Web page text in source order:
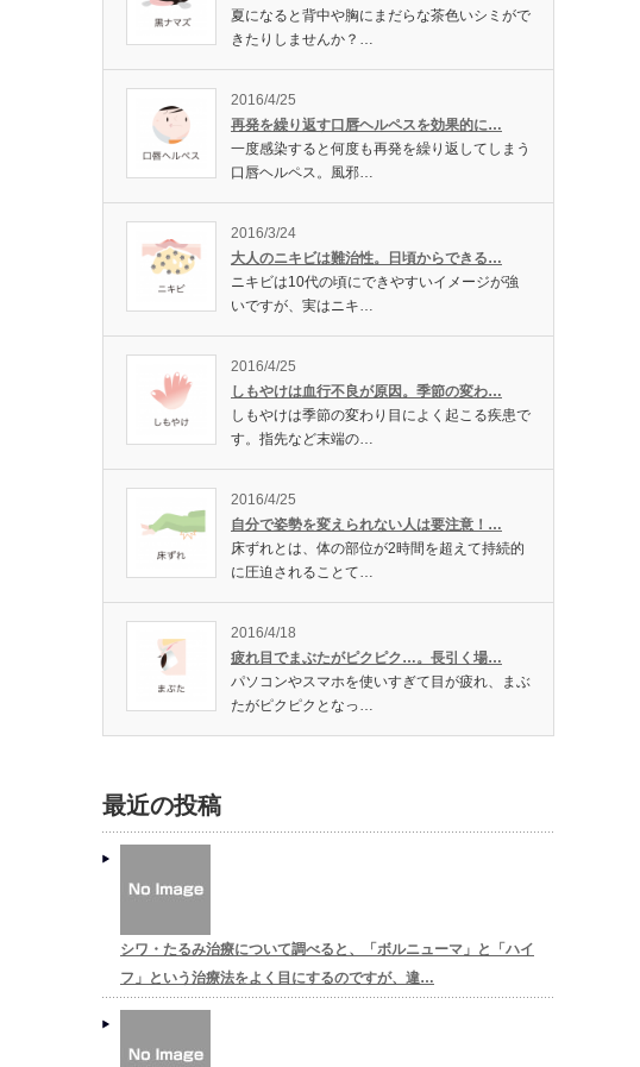
夏になると背中や胸にまだらな茶色いシミがで
きたりしませんか？…
2016/4/25
再発を繰り返す口唇ヘルペスを効果的に…
一度感染すると何度も再発を繰り返してしまう
口唇ヘルペス。風邪…
2016/3/24
大人のニキビは難治性。日頃からできる…
ニキビは10代の頃にできやすいイメージが強
いですが、実はニキ…
2016/4/25
しもやけは血行不良が原因。季節の変わ…
しもやけは季節の変わり目によく起こる疾患で
す。指先など末端の…
2016/4/25
自分で姿勢を変えられない人は要注意！…
床ずれとは、体の部位が2時間を超えて持続的
に圧迫されることて…
2016/4/18
疲れ目でまぶたがピクピク…。長引く場…
パソコンやスマホを使いすぎて目が疲れ、まぶ
たがピクピクとなっ…
最近の投稿
シワ・たるみ治療について調べると、「ボルニューマ」と「ハイ
フ」という治療法をよく目にするのですが、違…